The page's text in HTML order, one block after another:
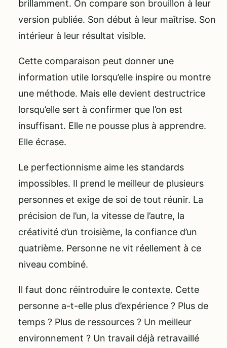
brillamment. On compare son brouillon à leur
version publiée. Son début à leur maîtrise. Son
intérieur à leur résultat visible.
Cette comparaison peut donner une
information utile lorsqu’elle inspire ou montre
une méthode. Mais elle devient destructrice
lorsqu’elle sert à confirmer que l’on est
insuffisant. Elle ne pousse plus à apprendre.
Elle écrase.
Le perfectionnisme aime les standards
impossibles. Il prend le meilleur de plusieurs
personnes et exige de soi de tout réunir. La
précision de l’un, la vitesse de l’autre, la
créativité d’un troisième, la confiance d’un
quatrième. Personne ne vit réellement à ce
niveau combiné.
Il faut donc réintroduire le contexte. Cette
personne a-t-elle plus d’expérience ? Plus de
temps ? Plus de ressources ? Un meilleur
environnement ? Un travail déjà retravaillé